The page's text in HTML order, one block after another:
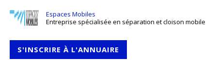
Espaces Mobiles
Entreprise spécialisée en séparation et cloison mobile
S'INSCRIRE À L'ANNUAIRE